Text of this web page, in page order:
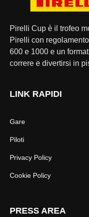
Pirelli Cup è il trofeo
Pirelli con
600 e 1000 e un
correre e divertirsi in
LINK RAPIDI
Gare
Piloti
Privacy Policy
Cookie Policy
PRESS AREA